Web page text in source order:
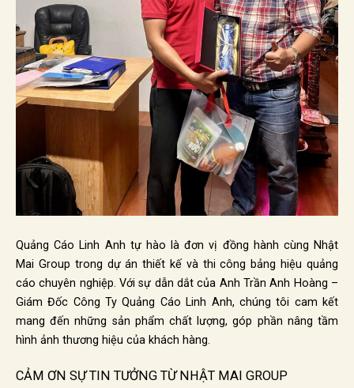
Quảng Cáo Linh Anh tự hào là đơn vị đồng hành cùng Nhật
Mai Group trong dự án thiết kế và thi công bảng hiệu quảng
cáo chuyên nghiệp. Với sự dẫn dắt của Anh Trần Anh Hoàng –
Giám Đốc Công Ty Quảng Cáo Linh Anh, chúng tôi cam kết
mang đến những sản phẩm chất lượng, góp phần nâng tầm
hình ảnh thương hiệu của khách hàng.
CẢM ƠN SỰ TIN TƯỞNG TỪ NHẬT MAI GROUP